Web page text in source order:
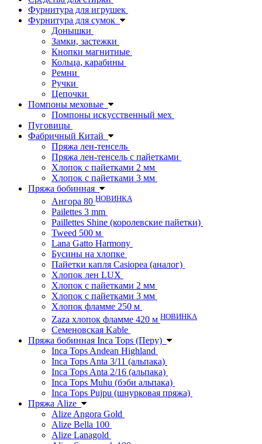
Фурнитура для игрушек
Фурнитура для сумок
Донышки
Замки, застежки
Кнопки магнитные
Кольца, карабины
Ремни
Ручки
Цепочки
Помпоны меховые
Помпоны искусственный мех
Пуговицы
Фабричный Китай
Пряжа лен-тенсель
Пряжа лен-тенсель с пайетками
Хлопок с пайетками 2 мм
Хлопок с пайетками 3 мм
Пряжа бобинная
Ангора 80 НОВИНКА
Pailettes 3 mm
Paillettes Shine (королевские пайетки)
Tweed 500 м
Lana Gatto Harmony
Бусины на хлопке
Пайетки капля Casiopea (аналог)
Хлопок лен LUX
Хлопок с пайетками 2 мм
Хлопок с пайетками 3 мм
Хлопок фламме 250 м
Zaza хлопок фламме 420 м НОВИНКА
Семеновская Kable
Пряжа бобинная Inca Tops (Перу)
Inca Tops Andean Highland
Inca Tops Anta 3/11 (альпака)
Inca Tops Anta 2/16 (альпака)
Inca Tops Muhu (бэби альпака)
Inca Tops Pujpu (шнурковая пряжа)
Пряжа Alize
Alize Angora Gold
Alize Bella 100
Alize Lanagold